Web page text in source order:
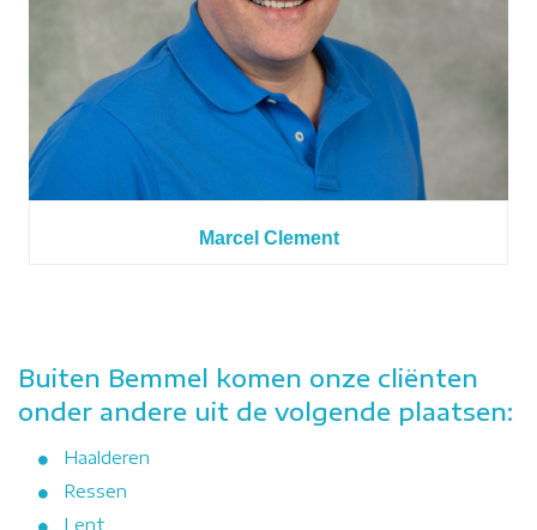
Marcel Clement
Buiten Bemmel komen onze cliënten
onder andere uit de volgende plaatsen:
Haalderen
Ressen
Lent